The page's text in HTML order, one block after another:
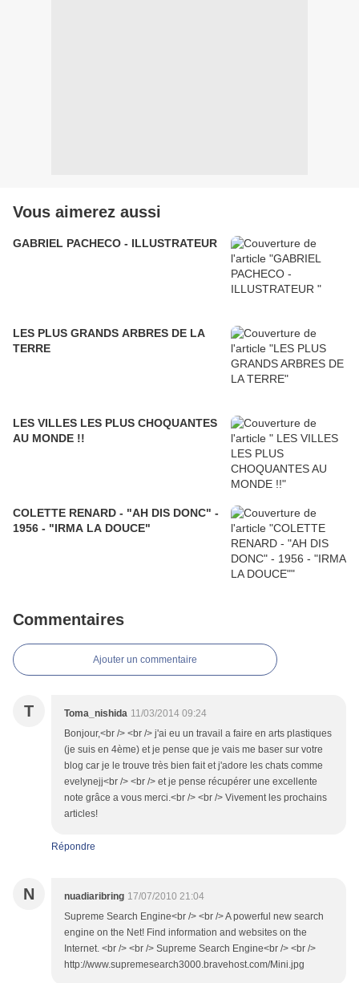
Vous aimerez aussi
GABRIEL PACHECO - ILLUSTRATEUR
LES PLUS GRANDS ARBRES DE LA
TERRE
LES VILLES LES PLUS CHOQUANTES
AU MONDE !!
COLETTE RENARD - "AH DIS DONC" -
1956 - "IRMA LA DOUCE"
Commentaires
Ajouter un commentaire
T Toma_nishida 11/03/2014 09:24
Bonjour,<br /> <br /> j'ai eu un travail a faire en arts plastiques
(je suis en 4ème) et je pense que je vais me baser sur votre
blog car je le trouve très bien fait et j'adore les chats comme
evelynejj<br /> <br /> et je pense récupérer une excellente
note grâce a vous merci.<br /> <br /> Vivement les prochains
articles!
Répondre
N nuadiaribring 17/07/2010 21:04
Supreme Search Engine<br /> <br /> A powerful new search
engine on the Net! Find information and websites on the
Internet. <br /> <br /> Supreme Search Engine<br /> <br />
http://www.supremesearch3000.bravehost.com/Mini.jpg